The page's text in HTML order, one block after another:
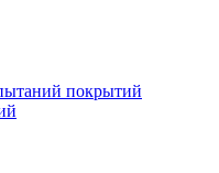
контроля